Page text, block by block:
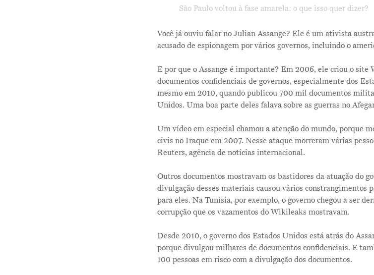
São Paulo voltou à fase amarela: o que isso quer dizer?
Você já ouviu falar no Julian Assange? Ele é um ativista
acusado de espionagem por vários governos, incluindo o
E por que o Assange é importante? Em 2006, ele criou o site
documentos confidenciais de governos, especialmente dos
mesmo em 2010, quando publicou 700 mil documentos
Unidos. Uma boa parte deles falava sobre as guerras no
Um vídeo em especial chamou a atenção do mundo, porque
civis no Iraque em 2007. Nesse ataque morreram várias
Reuters, agência de notícias internacional.
Outros documentos mostravam os bastidores da atuação do
divulgação desses materiais causou vários constrangimentos
para eles. Na Tunísia, por exemplo, o governo chegou a ser
corrupção que os vazamentos do Wikileaks mostravam.
Desde 2010, o governo dos Estados Unidos está atrás do
porque divulgou milhares de documentos confidenciais. E
100 pessoas em risco com a divulgação dos documentos.